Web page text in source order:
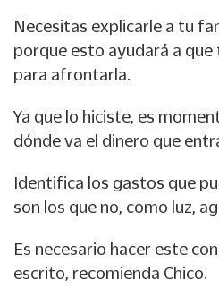
Necesitas explicarle a tu
porque esto ayudará a
para afrontarla.
Ya que lo hiciste, es
dónde va el dinero que
Identifica los gastos que
son los que no, como luz,
Es necesario hacer este
escrito, recomienda Chico.